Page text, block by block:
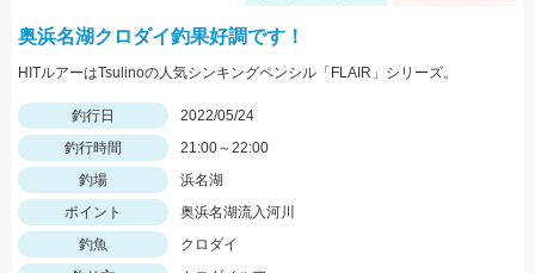
奥浜名湖クロダイ釣果好調です！
HITルアーはTsulinoの人気シンキングペンシル「FLAIR」シリーズ。
釣行日
2022/05/24
釣行時間
21:00～22:00
釣場
浜名湖
ポイント
奥浜名湖流入河川
釣魚
クロダイ